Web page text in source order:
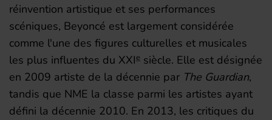
réinvention artistique et ses performances
scéniques, Beyoncé est largement considérée
comme l'une des figures culturelles et musicales
les plus influentes du XXIe siècle. Elle est désignée
en 2009 artiste de la décennie par The Guardian,
tandis que NME la classe parmi les artistes ayant
défini la décennie 2010. En 2013, les critiques du